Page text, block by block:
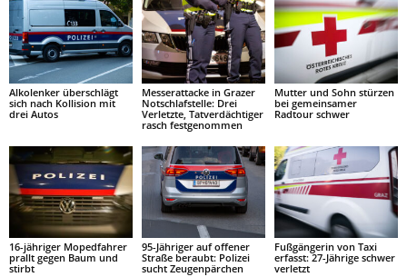
Alkolenker überschlägt
sich nach Kollision mit
drei Autos
Messerattacke in Grazer
Notschlafstelle: Drei
Verletzte, Tatverdächtiger
rasch festgenommen
Mutter und Sohn stürzen
bei gemeinsamer
Radtour schwer
16-jähriger Mopedfahrer
prallt gegen Baum und
stirbt
95-Jähriger auf offener
Straße beraubt: Polizei
sucht Zeugenpärchen
Fußgängerin von Taxi
erfasst: 27-Jährige schwer
verletzt